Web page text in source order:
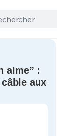
aime” :
aux